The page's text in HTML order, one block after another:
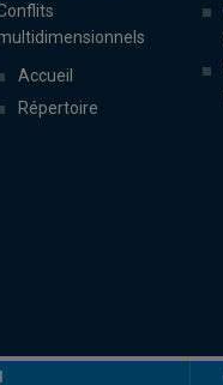
Accueil
Répertoire